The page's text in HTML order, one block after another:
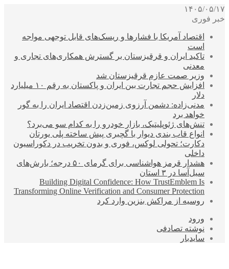
۱۴۰۵/۰۵/۱۷
خبر فوری
اقتصاد آمریکا با فشارها و ریسک‌های قابل توجهی مواجه
است
تاکید ایران و قرقیزستان بر گسترش همکاری‌های تجاری و
معدنی
وزیر صمت عازم قرقیزستان شد
افزایش حجم تجارت بین ایران و پاکستان به رقم ۱۰ میلیارد
دلار
مدنی‌زاده: دشمن آرزوی زمین‌زدن اقتصاد ایران را به گور
خواهد برد
تنش‌های ژئوپلیتیک، بازار خودرو را به کدام سو می‌برد؟
انواع قاب بندی دیوار با گچبری پیش ساخته پلی یورتان
دکارت؛ تحولی لوکس، فوری و بدون تخریب در دکوراسیون
داخلی
هشدار قرمز هواشناسی برای گرمای ۵۰ درجه؛ بارش‌های
سیل‌آسا در ۳ استان
Building Digital Confidence: How TrustEmblem Is
Transforming Online Verification and Consumer Protection
روسیه از مراکش بنزین وارد کرد
ورود
نوشته تصادفی
سایدبار